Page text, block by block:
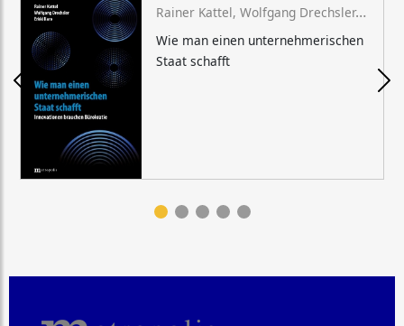
Rainer Kattel, Wolfgang Drechsler, Erkki Karo
Wie man einen unternehmerischen
Staat schafft